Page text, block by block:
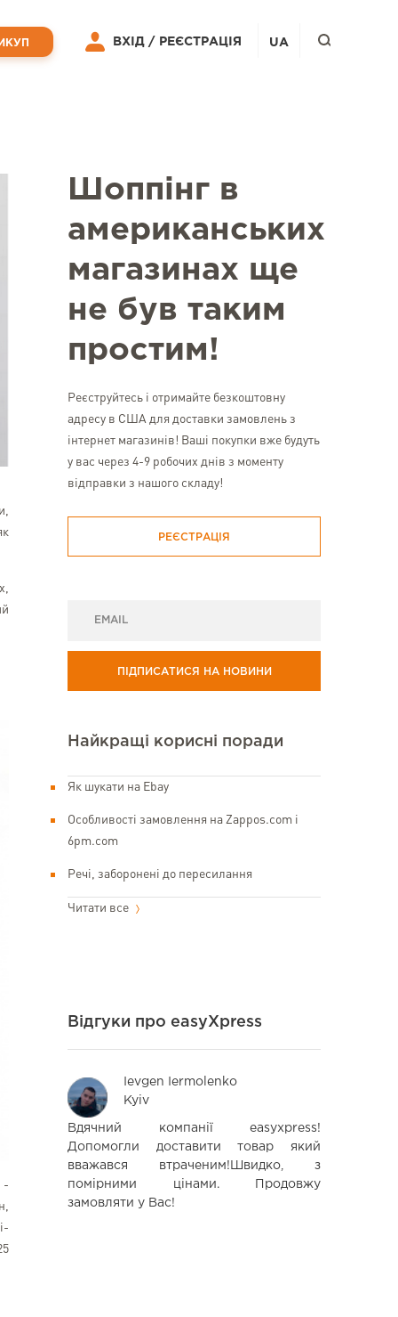
-
Шоппінг в
американських
магазинах ще
не був таким
простим!
Реєструйтесь і отримайте безкоштовну
адресу в США для доставки замовлень з
інтернет магазинів! Ваші покупки вже будуть
у вас через 4-9 робочих днів з моменту
відправки з нашого складу!
РЕЄСТРАЦІЯ
ПІДПИСАТИСЯ НА НОВИНИ
Найкращі корисні поради
Як шукати на Ebay
Особливості замовлення на Zappos.com і
6pm.com
Речі, заборонені до пересилання
Читати все
Відгуки про easyXpress
з
рівень
у
посилки
Ievgen Iermolenko
Kyiv
Вдячний компанії easyxpress!
Допомогли доставити товар який
вважався втраченим!Швидко, з
помірними цінами. Продовжу
замовляти у Вас!
ВХІД / РЕЄСТРАЦІЯ UA